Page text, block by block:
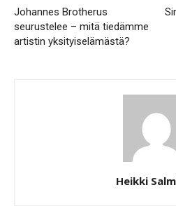
Johannes Brotherus
seurustelee – mitä tiedämme
artistin yksityiselämästä?
Heikki